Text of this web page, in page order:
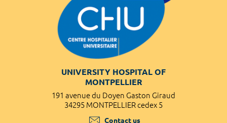
UNIVERSITY HOSPITAL OF
MONTPELLIER
191 avenue du Doyen Gaston Giraud
34295 MONTPELLIER cedex 5
Contact us